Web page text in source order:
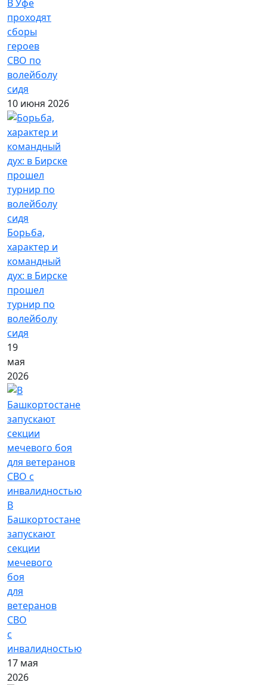
В Уфе
проходят
сборы
героев
СВО по
волейболу
сидя
10 июня 2026
Борьба,
характер и
командный
дух: в Бирске
прошел
турнир по
волейболу
сидя
19
мая
2026
В
Башкортостане
запускают
секции
мечевого
боя
для
ветеранов
СВО
с
инвалидностью
17 мая
2026